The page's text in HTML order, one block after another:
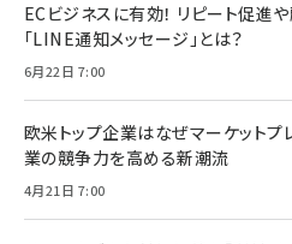
ECビジネスに有効！ リピート促進
「LINE通知メッセージ」とは？
6月22日 7:00
欧米トップ企業はなぜマーケット
業の競争力を高める新潮流
4月21日 7:00